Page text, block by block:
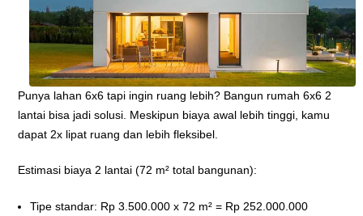
Punya lahan 6x6 tapi ingin ruang lebih? Bangun rumah 6x6 2
lantai bisa jadi solusi. Meskipun biaya awal lebih tinggi, kamu
dapat 2x lipat ruang dan lebih fleksibel.
Estimasi biaya 2 lantai (72 m² total bangunan):
Tipe standar: Rp 3.500.000 x 72 m² = Rp 252.000.000